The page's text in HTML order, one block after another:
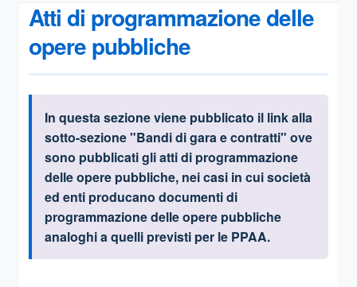
Atti di programmazione delle
opere pubbliche
Informazioni introduttive
In questa sezione viene pubblicato il link alla
sotto-sezione "Bandi di gara e contratti" ove
sono pubblicatigli atti di programmazione
delle opere pubbliche, nei casi in cui società
ed enti producano documenti di
programmazione delle opere pubbliche
analoghi a quelli previsti per le PPAA.